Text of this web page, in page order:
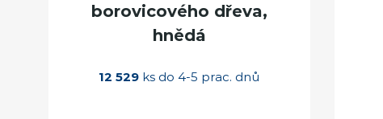
borovicového dřeva,
hnědá
12 529 ks do 4-5 prac. dnů